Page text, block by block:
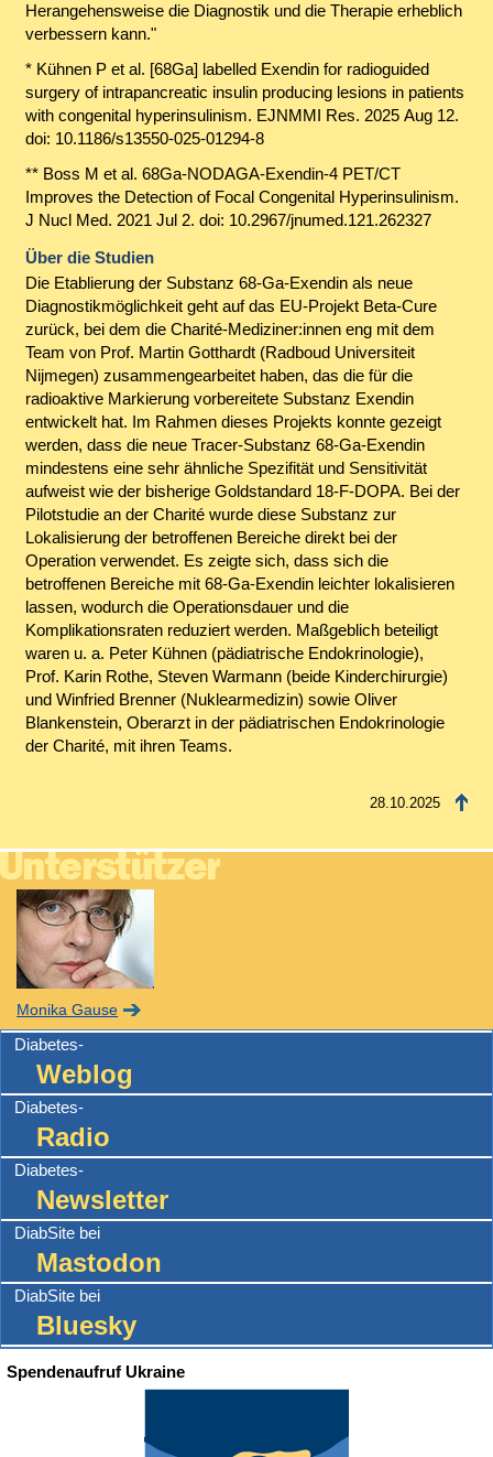
Herangehensweise die Diagnostik und die Therapie erheblich
verbessern kann."
* Kühnen P et al. [68Ga] labelled Exendin for radioguided
surgery of intrapancreatic insulin producing lesions in patients
with congenital hyperinsulinism. EJNMMI Res. 2025 Aug 12.
doi: 10.1186/s13550-025-01294-8
** Boss M et al. 68Ga-NODAGA-Exendin-4 PET/CT
Improves the Detection of Focal Congenital Hyperinsulinism.
J Nucl Med. 2021 Jul 2. doi: 10.2967/jnumed.121.262327
Über die Studien
Die Etablierung der Substanz 68-Ga-Exendin als neue
Diagnostikmöglichkeit geht auf das EU-Projekt Beta-Cure
zurück, bei dem die Charité-Mediziner:innen eng mit dem
Team von Prof. Martin Gotthardt (Radboud Universiteit
Nijmegen) zusammengearbeitet haben, das die für die
radioaktive Markierung vorbereitete Substanz Exendin
entwickelt hat. Im Rahmen dieses Projekts konnte gezeigt
werden, dass die neue Tracer-Substanz 68-Ga-Exendin
mindestens eine sehr ähnliche Spezifität und Sensitivität
aufweist wie der bisherige Goldstandard 18-F-DOPA. Bei der
Pilotstudie an der Charité wurde diese Substanz zur
Lokalisierung der betroffenen Bereiche direkt bei der
Operation verwendet. Es zeigte sich, dass sich die
betroffenen Bereiche mit 68-Ga-Exendin leichter lokalisieren
lassen, wodurch die Operationsdauer und die
Komplikationsraten reduziert werden. Maßgeblich beteiligt
waren u. a. Peter Kühnen (pädiatrische Endokrinologie),
Prof. Karin Rothe, Steven Warmann (beide Kinderchirurgie)
und Winfried Brenner (Nuklearmedizin) sowie Oliver
Blankenstein, Oberarzt in der pädiatrischen Endokrinologie
der Charité, mit ihren Teams.
28.10.2025
Monika Gause
Diabetes-
Weblog
Diabetes-
Radio
Diabetes-
Newsletter
DiabSite bei
Mastodon
DiabSite bei
Bluesky
Spendenaufruf Ukraine